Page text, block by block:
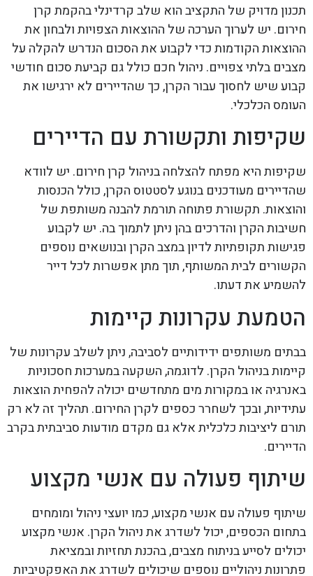
תכנון מדויק של התקציב הוא שלב קרדינלי בהקמת קרן
חירום. יש לערוך הערכה של ההוצאות הצפויות ולבחון את
ההוצאות הקודמות כדי לקבוע את הסכום הנדרש להקלה על
מצבים בלתי צפויים. ניהול חכם כולל גם קביעת סכום חודשי
קבוע שיש לחסוך עבור הקרן, כך שהדיירים לא ירגישו את
העומס הכלכלי.
שקיפות ותקשורת עם הדיירים
שקיפות היא מפתח להצלחה בניהול קרן חירום. יש לוודא
שהדיירים מעודכנים בנוגע לסטטוס הקרן, כולל הכנסות
והוצאות. תקשורת פתוחה תורמת להבנה משותפת של
חשיבות הקרן והדרכים בהן ניתן לתמוך בה. יש לקבוע
פגישות תקופתיות לדיון במצב הקרן ובנושאים נוספים
הקשורים לבית המשותף, תוך מתן אפשרות לכל דייר
להשמיע את דעתו.
הטמעת עקרונות קיימות
בבתים משותפים ידידותיים לסביבה, ניתן לשלב עקרונות של
קיימות בניהול הקרן. לדוגמה, השקעה במערכות חסכוניות
באנרגיה או במקורות מים מתחדשים יכולה להפחית הוצאות
עתידיות, ובכך לשחרר כספים לקרן החירום. תהליך זה לא רק
תורם ליציבות כלכלית אלא גם מקדם מודעות סביבתית בקרב
הדיירים.
שיתוף פעולה עם אנשי מקצוע
שיתוף פעולה עם אנשי מקצוע, כמו יועצי ניהול ומומחים
בתחום הכספים, יכול לשדרג את ניהול הקרן. אנשי מקצוע
יכולים לסייע בניתוח מצבים, בהכנת תחזיות ובמציאת
פתרונות ניהוליים נוספים שיכולים לשדרג את האפקטיביות